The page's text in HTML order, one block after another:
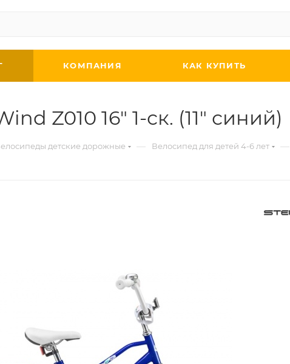
КОМПАНИЯ КАК КУПИТЬ
Z010 16" 1-ск. (11" синий)
детские дорожные — Велосипед для детей 4-6 лет —